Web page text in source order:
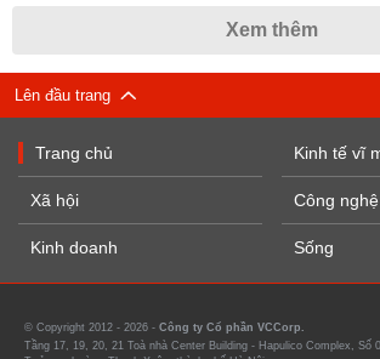
Xem thêm
Lên đầu trang
Trang chủ
Xã hội
Kinh doanh
Kinh tế vĩ
Công nghệ
Sống
© Copyright 2012 - 2026 - Công ty Cổ phần VCCorp.
Tầng 17, 19, 20, 21 Toà nhà Center Building - Hapulico Complex, Số